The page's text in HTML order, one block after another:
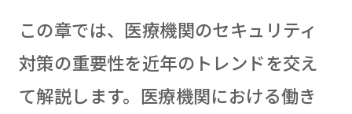
この章では、医療機関のセキュリティ
対策の重要性を近年のトレンドを交え
て解説します。医療機関における働き